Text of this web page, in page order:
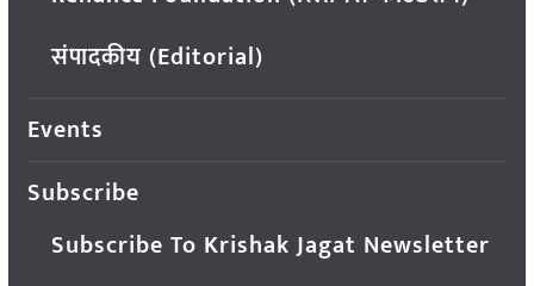
संपादकीय (Editorial)
Events
Subscribe
Subscribe To Krishak Jagat Newsletter